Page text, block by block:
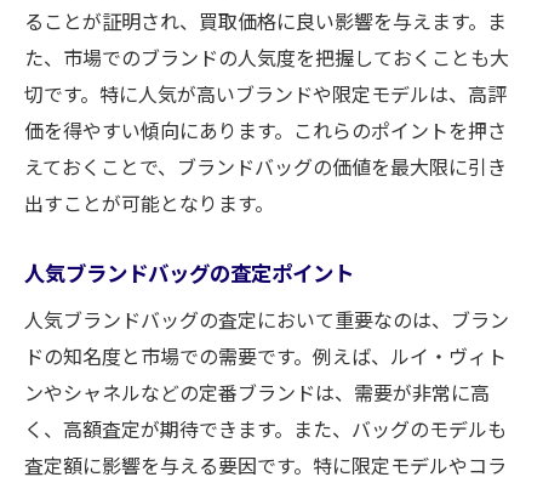
ることが証明され、買取価格に良い影響を与えます。ま
た、市場でのブランドの人気度を把握しておくことも大
切です。特に人気が高いブランドや限定モデルは、高評
価を得やすい傾向にあります。これらのポイントを押さ
えておくことで、ブランドバッグの価値を最大限に引き
出すことが可能となります。
人気ブランドバッグの査定ポイント
人気ブランドバッグの査定において重要なのは、ブラン
ドの知名度と市場での需要です。例えば、ルイ・ヴィト
ンやシャネルなどの定番ブランドは、需要が非常に高
く、高額査定が期待できます。また、バッグのモデルも
査定額に影響を与える要因です。特に限定モデルやコラ